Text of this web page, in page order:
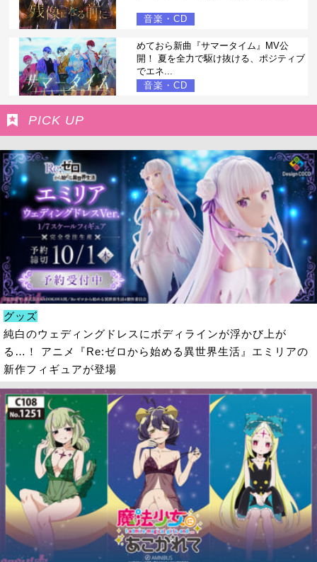
音楽・CD
めておら新曲『サマータイム』MV公
開！ 夏を全力で駆け抜ける、ポジティブ
でエネ...
音楽・CD
PICK UP
グッズ
純白のウェディングドレスにボディラインが浮かび上が
る…！ アニメ『Re:ゼロから始める異世界生活』エミリアの
新作フィギュアが登場